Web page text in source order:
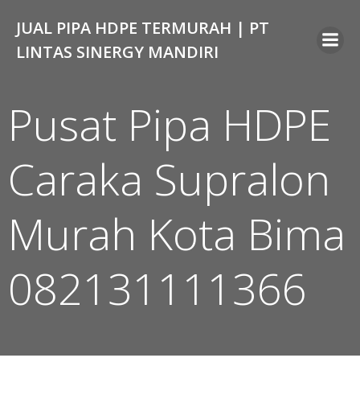
to
content
JUAL PIPA HDPE TERMURAH | PT
LINTAS SINERGY MANDIRI
Pusat Pipa HDPE
Caraka Supralon
Murah Kota Bima
082131111366